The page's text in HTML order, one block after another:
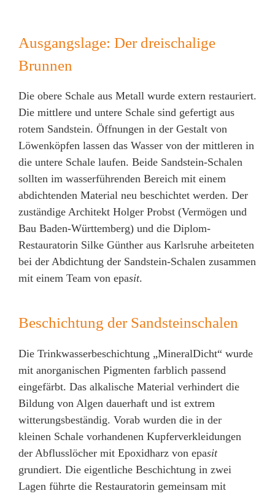
Ausgangslage: Der dreischalige
Brunnen
Die obere Schale aus Metall wurde extern restauriert.
Die mittlere und untere Schale sind gefertigt aus
rotem Sandstein. Öffnungen in der Gestalt von
Löwenköpfen lassen das Wasser von der mittleren in
die untere Schale laufen. Beide Sandstein-Schalen
sollten im wasserführenden Bereich mit einem
abdichtenden Material neu beschichtet werden. Der
zuständige Architekt Holger Probst (Vermögen und
Bau Baden-Württemberg) und die Diplom-
Restauratorin Silke Günther aus Karlsruhe arbeiteten
bei der Abdichtung der Sandstein-Schalen zusammen
mit einem Team von epasit.
Beschichtung der Sandsteinschalen
Die Trinkwasserbeschichtung „MineralDicht“ wurde
mit anorganischen Pigmenten farblich passend
eingefärbt. Das alkalische Material verhindert die
Bildung von Algen dauerhaft und ist extrem
witterungsbeständig. Vorab wurden die in der
kleinen Schale vorhandenen Kupferverkleidungen
der Abflusslöcher mit Epoxidharz von epasit
grundiert. Die eigentliche Beschichtung in zwei
Lagen führte die Restauratorin gemeinsam mit